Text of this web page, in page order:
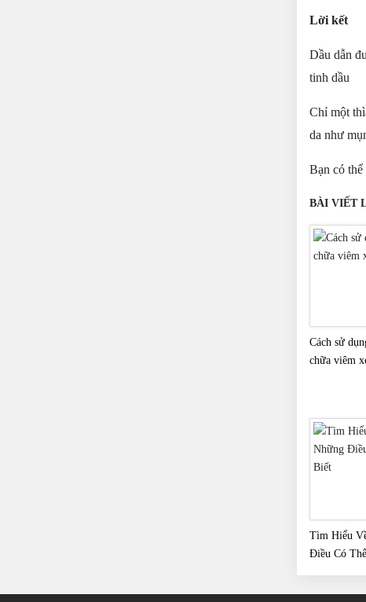
Lời kết
Dầu dẫn
tinh dầu
Chỉ một
da như
Bạn có
BÀI VIẾT
Cách sử
chữa viêm
Tìm Hiểu
Điều Có